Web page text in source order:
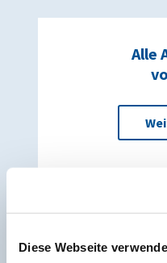
Diese Webseite
Alle